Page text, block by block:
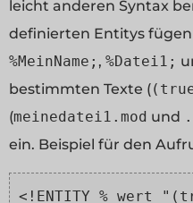
leicht anderen Syntax
definierten Entitys
%MeinName; , %Datei1;
bestimmten Texte (
(meinedatei1.mod und
ein. Beispiel für den
<!ENTITY % wert